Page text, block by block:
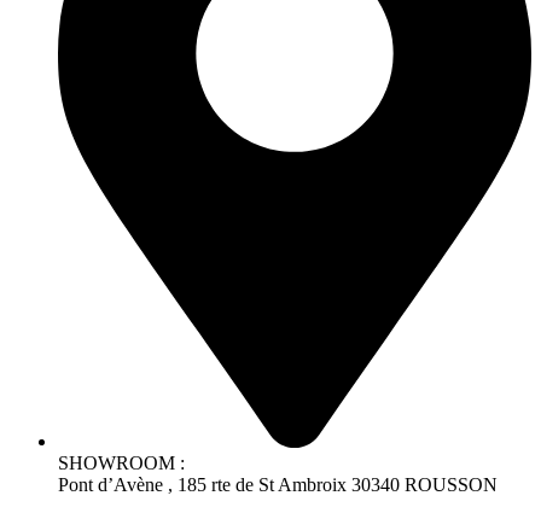
SHOWROOM :
Pont d’Avène , 185 rte de St Ambroix 30340 ROUSSON